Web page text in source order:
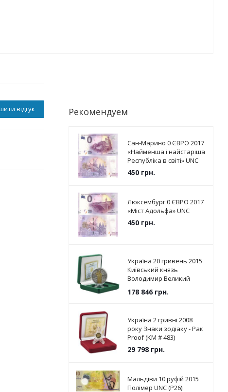
відгук Рекомендуем
Сан-Марино 0 ЄВРО 2017
«Найменша і найстаріша
Республіка в світі» UNC
450грн.
Люксембург 0 ЄВРО 2017
«Міст Адольфа» UNC
450грн.
Україна 20 гривень 2015
Київський князь
Володимир Великий
178 846грн.
Україна 2 гривні 2008
року Знаки зодіаку - Рак
Proof (KM # 483)
29 798грн.
Мальдіви 10 руфій 2015
Полімер UNC (P26)